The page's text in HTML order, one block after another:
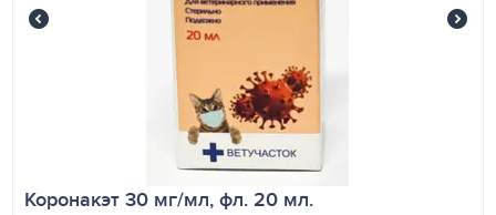
Коронакэт 30 мг/мл, фл. 20 мл.